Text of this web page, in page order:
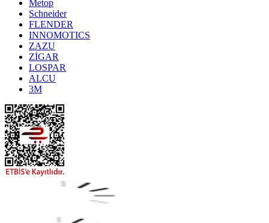
Metop
Schneider
FLENDER
INNOMOTICS
ZAZU
ZİGAR
LOSPAR
ALCU
3M